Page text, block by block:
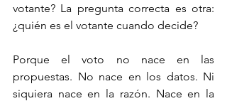
votante? La pregunta correcta es otra:
¿quién es el votante cuando decide?
Porque el voto no nace en las
propuestas. No nace en los datos. Ni
siquiera nace en la razón. Nace en la